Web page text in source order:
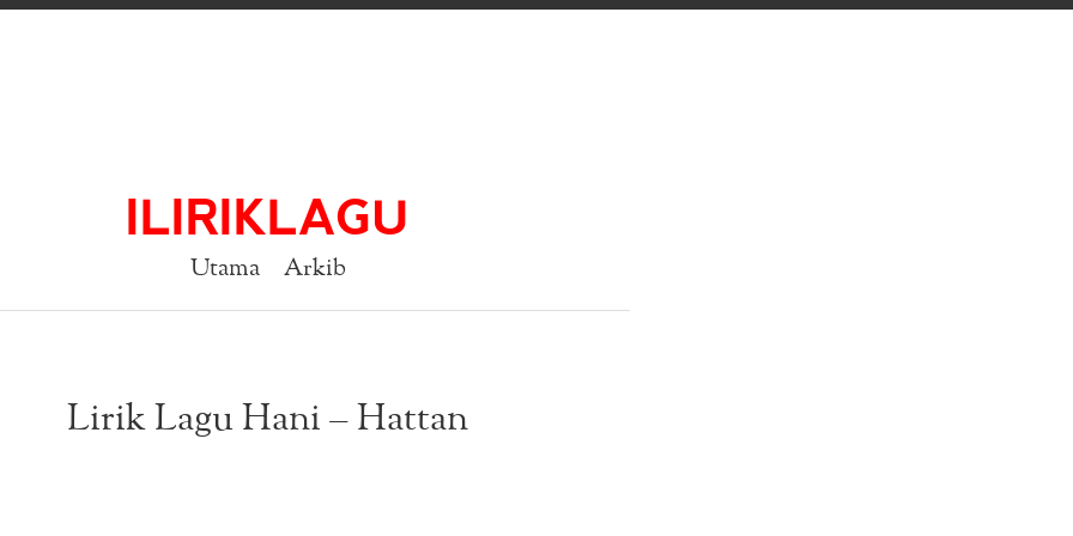
ILIRIKLAGU
Utama Arkib
Lirik Lagu Hani – Hattan